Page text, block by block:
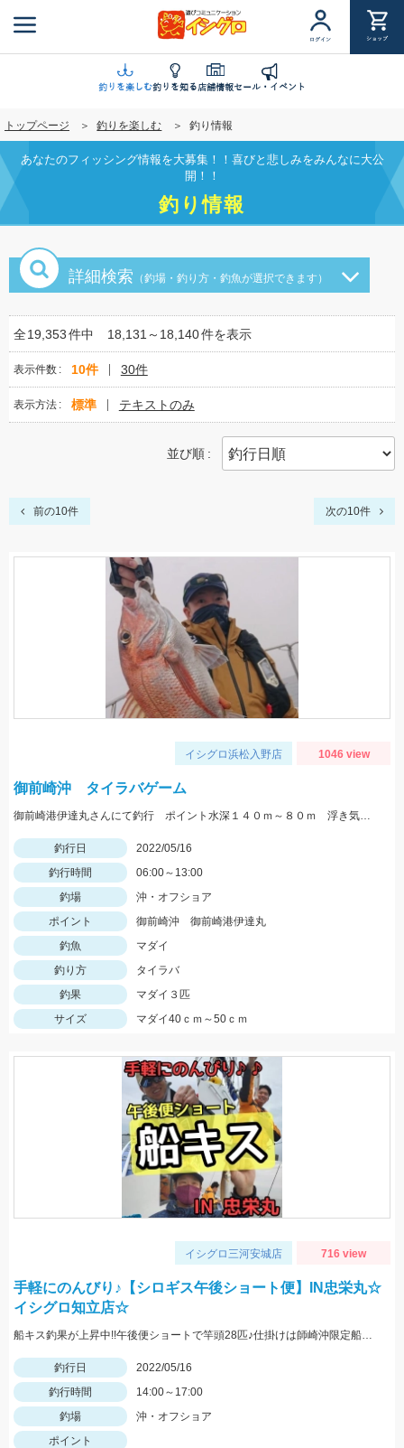
ン
に
移
動
ログイン ショップ
釣りを楽しむ釣りを知る店舗情報セール・イベント
トップページ 釣りを楽しむ 釣り情報
あなたのフィッシング情報を大募集！！喜びと悲しみをみんなに大公
開！！
釣り情報
詳細検索 （釣場・釣り方・釣魚が選択できます）
全19,353件中 18,131～18,140件を表示
表示件数 10件 30件
表示方法 標準 テキストのみ
並び順
前の10件 次の10件
イシグロ浜松入野店 1046 view
御前崎沖 タイラバゲーム
御前崎港伊達丸さんにて釣行 ポイント水深１４０ｍ～８０ｍ 浮き気味のやる気のある真鯛を探す釣り方でした。
釣行日
2022/05/16
釣行時間
06:00～13:00
釣場
沖・オフショア
ポイント
御前崎沖 御前崎港伊達丸
釣魚
マダイ
釣り方
タイラバ
釣果
マダイ３匹
サイズ
マダイ40ｃｍ～50ｃｍ
イシグロ三河安城店 716 view
手軽にのんびり♪【シロギス午後ショート便】IN忠栄丸☆
イシグロ知立店☆
船キス釣果が上昇中!!午後便ショートで竿頭28匹♪仕掛けは師崎沖限定船キス仕掛け7号です♪
釣行日
2022/05/16
釣行時間
14:00～17:00
釣場
沖・オフショア
ポイント